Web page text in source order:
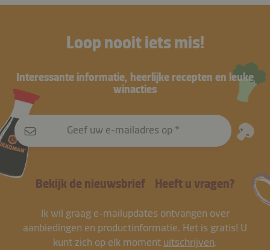
Loop nooit iets mis!
Interessante informatie, heerlijke recepten en leuke
winacties
Geef uw e-mailadres op
Bekijk de nieuwsbrief Heeft u vragen?
Ik wil graag e-mailupdates ontvangen over
aanbiedingen en productinformatie. Het is gratis! U
kunt zich op elk moment uitschrijven.